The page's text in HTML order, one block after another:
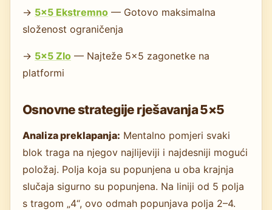
→ 5×5 Ekstremno — Gotovo maksimalna
složenost ograničenja
→ 5×5 Zlo — Najteže 5×5 zagonetke na
platformi
Osnovne strategije rješavanja 5×5
Analiza preklapanja: Mentalno pomjeri svaki
blok traga na njegov najlijeviji i najdesniji mogući
položaj. Polja koja su popunjena u oba krajnja
slučaja sigurno su popunjena. Na liniji od 5 polja
s tragom „4“, ovo odmah popunjava polja 2–4.